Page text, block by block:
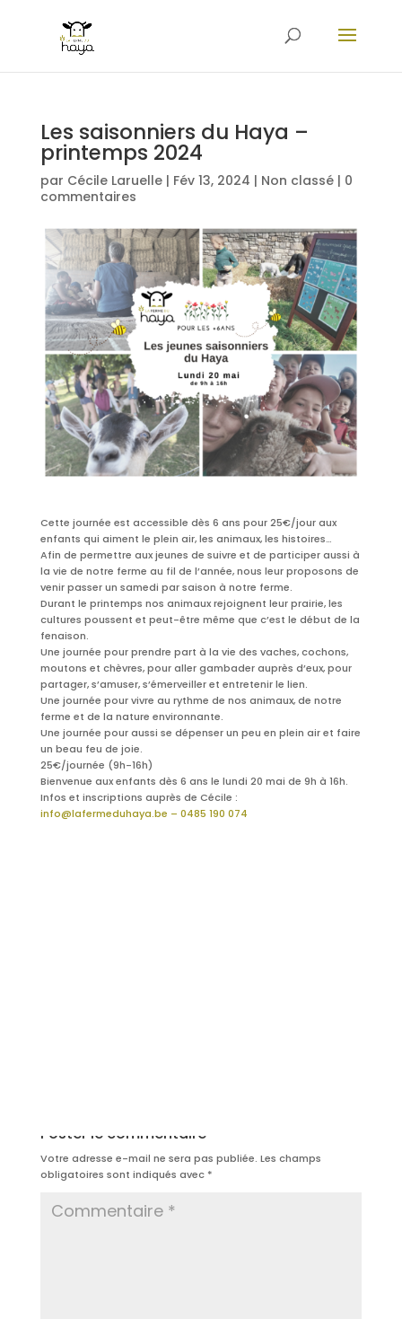
Les saisonniers du Haya –
printemps 2024
par Cécile Laruelle| Fév 13, 2024 | Non classé| 0
commentaires
Cette journée est accessible dès 6 ans pour 25€/jour aux
enfants qui aiment le plein air, les animaux, les histoires…
Afin de permettre aux jeunes de suivre et de participer aussi à
la vie de notre ferme au fil de l’année, nous leur proposons de
venir passer un samedi par saison à notre ferme.
Durant le printemps nos animaux rejoignent leur prairie, les
cultures poussent et peut-être même que c’est le début de la
fenaison.
Une journée pour prendre part à la vie des vaches, cochons,
moutons et chèvres, pour aller gambader auprès d’eux, pour
partager, s’amuser, s’émerveiller et entretenir le lien.
Une journée pour vivre au rythme de nos animaux, de notre
ferme et de la nature environnante.
Une journée pour aussi se dépenser un peu en plein air et faire
un beau feu de joie.
25€/journée (9h-16h)
Bienvenue aux enfants dès 6 ans le lundi 20 mai de 9h à 16h.
Infos et inscriptions auprès de Cécile :
info@lafermeduhaya.be – 0485 190 074
Poster le commentaire
Votre adresse e-mail ne sera pas publiée. Les champs
obligatoires sont indiqués avec *